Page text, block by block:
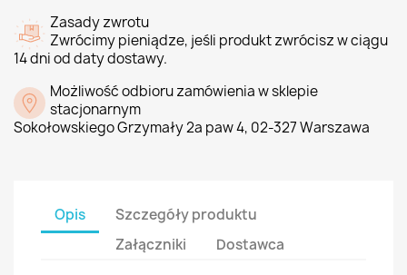
Zasady zwrotu
Zwrócimy pieniądze, jeśli produkt zwrócisz w ciągu
14 dni od daty dostawy.
Możliwość odbioru zamówienia w sklepie
stacjonarnym
Sokołowskiego Grzymały 2a paw 4, 02-327 Warszawa
Opis
Szczegóły produktu
Załączniki
Dostawca